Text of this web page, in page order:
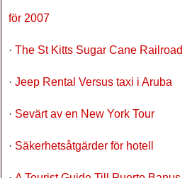
för 2007
· The St Kitts Sugar Cane Railroad
· Jeep Rental Versus taxi i Aruba
· Sevärt av en New York Tour
· Säkerhetsåtgärder för hotell